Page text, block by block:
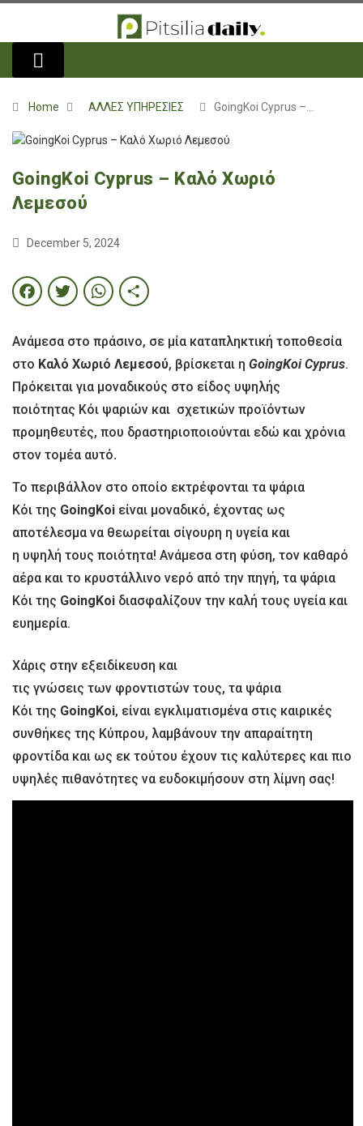
Home ΑΛΛΕΣ ΥΠΗΡΕΣΙΕΣ GoingKoi Cyprus –…
GoingKoi Cyprus – Καλό Χωριό
Λεμεσού
December 5, 2024
Facebook
Twitter
WhatsApp
Share
Ανάμεσα στο πράσινο, σε μία καταπληκτική τοποθεσία
στο Καλό Χωριό Λεμεσού, βρίσκεται η GoingΚoi Cyprus.
Πρόκειται για μοναδικούς στο είδος υψηλής
ποιότητας Κόι ψαριών και σχετικών προϊόντων
προμηθευτές, που δραστηριοποιούνται εδώ και χρόνια
στον τομέα αυτό.
Το περιβάλλον στο οποίο εκτρέφονται τα ψάρια
Κόι της GoingKoi είναι μοναδικό, έχοντας ως
αποτέλεσμα να θεωρείται σίγουρη η υγεία και
η υψηλή τους ποιότητα! Aνάμεσα στη φύση, τον καθαρό
αέρα και το κρυστάλλινο νερό από την πηγή, τα ψάρια
Κόι της GoingKoi διασφαλίζουν την καλή τους υγεία και
ευημερία.
Χάρις στην εξειδίκευση και
τις γνώσεις των φροντιστών τους, τα ψάρια
Κόι της GoingKoi, είναι εγκλιματισμένα στις καιρικές
συνθήκες της Κύπρου, λαμβάνουν την απαραίτητη
φροντίδα και ως εκ τούτου έχουν τις καλύτερες και πιο
υψηλές πιθανότητες να ευδοκιμήσουν στη λίμνη σας!